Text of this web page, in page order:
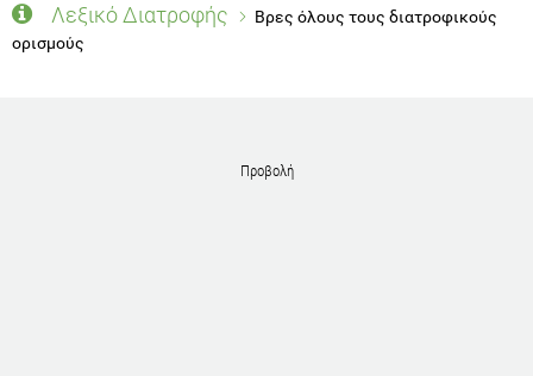
Λεξικό Διατροφής
Βρες όλους τους διατροφικούς
ορισμούς
Προβολή